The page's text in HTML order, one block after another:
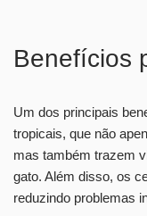
Benefícios
Um dos principais
tropicais, que não
mas também trazem
gato. Além disso, os
reduzindo problemas